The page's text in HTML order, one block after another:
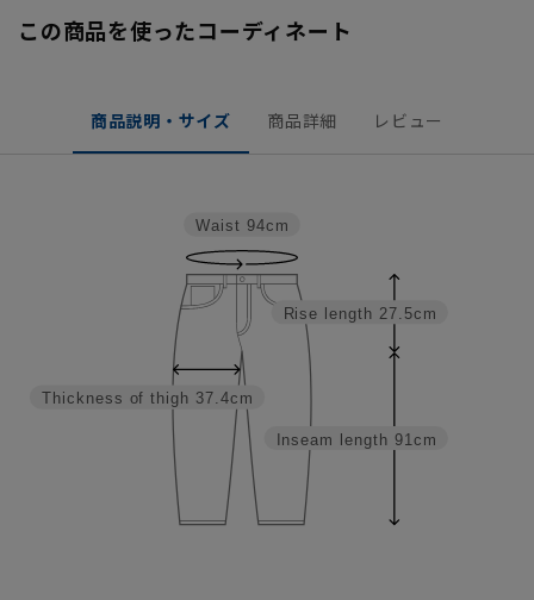
この商品を使ったコーディネート
商品説明・サイズ 商品詳細 レビュー
Inseam length 91cm
Rise length 27.5cm
Thickness of thigh 37.4cm
Waist 94cm